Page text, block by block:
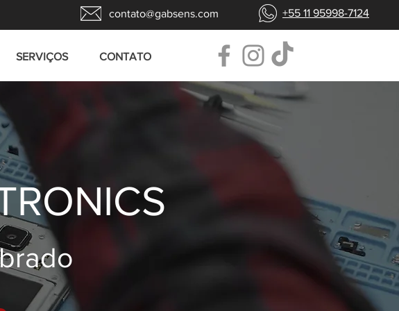
contato@gabsens.com +55 11 95998-7124
SERVIÇOS CONTATO